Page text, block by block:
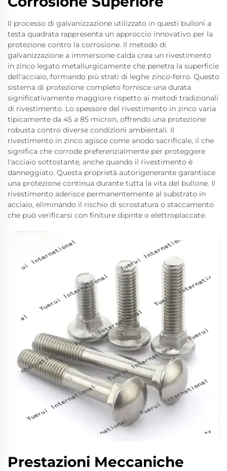
Il processo di galvanizzazione utilizzato in questi bulloni a
testa quadrata rappresenta un approccio innovativo per la
protezione contro la corrosione. Il metodo di
galvanizzazione a immersione calda crea un rivestimento
in zinco legato metallurgicamente che penetra la superficie
dell'acciaio, formando più strati di leghe zinco-ferro. Questo
sistema di protezione completo fornisce una durata
significativamente maggiore rispetto ai metodi tradizionali
di rivestimento. Lo spessore del rivestimento in zinco varia
tipicamente da 45 a 85 micron, offrendo una protezione
robusta contro diverse condizioni ambientali. Il
rivestimento in zinco agisce come anodo sacrificale, il che
significa che corrode preferenzialmente per proteggere
l'acciaio sottostante, anche quando il rivestimento è
danneggiato. Questa proprietà autorigenerante garantisce
una protezione continua durante tutta la vita del bullone. Il
rivestimento aderisce permanentemente al substrato in
acciaio, eliminando il rischio di scrostatura o staccamento
che può verificarsi con finiture dipinte o elettroplaccate.
Prestazioni Meccaniche